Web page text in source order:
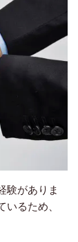
験がありま
るため、